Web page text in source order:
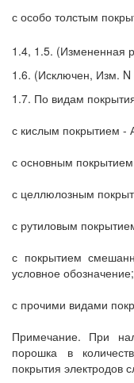
с особо толстым
1.4, 1.5. (Измененная
1.6. (Исключен, Изм. N
1.7. По видам
с кислым покрытием -
с основным
с целлюлозным
с рутиловым
с покрытием
условное обозначение;
с прочими видами
Примечание. При
порошка в
покрытия электродов